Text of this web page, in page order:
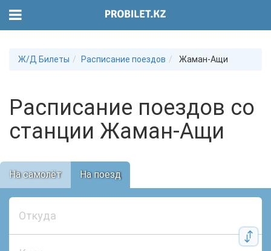
Ж/Д Билеты Расписание поездов Жаман-Ащи
Расписание поездов со
станции Жаман-Ащи
На самолёт На поезд